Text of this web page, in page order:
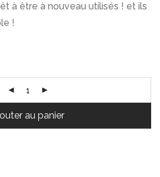
à être à nouveau utilisés ! et ils
!
au panier